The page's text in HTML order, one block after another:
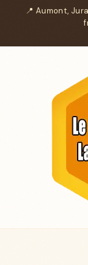
📍 Aumont,